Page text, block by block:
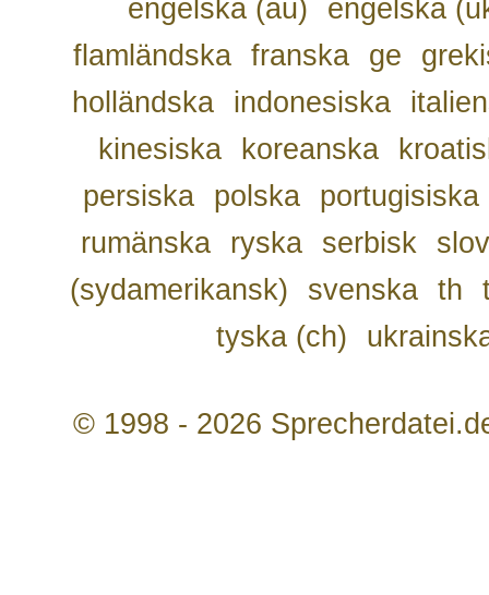
engelska (au)
engelska
flamländska franska ge
holländska
indonesiska
kinesiska
koreanska
persiska
polska
portugisiska
rumänska
ryska serbisk
(sydamerikansk)
svenska th
tyska (ch)
© 1998 - 2026